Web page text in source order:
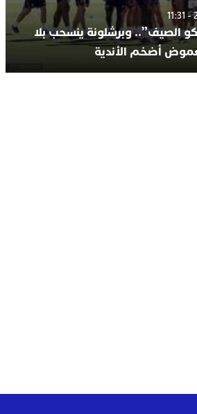
الصيف”.. وبرشلونة ينسحب بلا
أضخم الأندية